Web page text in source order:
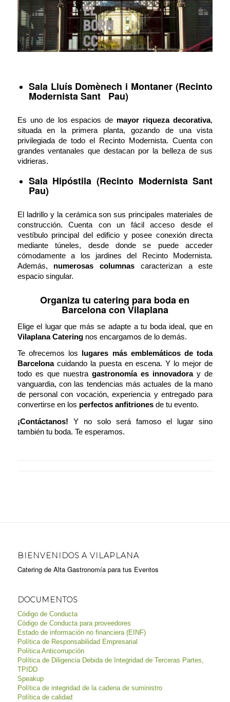
Sala Lluís Domènech i Montaner (Recinto
Modernista Sant Pau)
Es uno de los espacios de mayor riqueza decorativa,
situada en la primera planta, gozando de una vista
privilegiada de todo el Recinto Modernista. Cuenta con
grandes ventanales que destacan por la belleza de sus
vidrieras.
Sala Hipóstila (Recinto Modernista Sant
Pau)
El ladrillo y la cerámica son sus principales materiales de
construcción. Cuenta con un fácil acceso desde el
vestíbulo principal del edificio y posee conexión directa
mediante túneles, desde donde se puede acceder
cómodamente a los jardines del Recinto Modernista.
Además, numerosas columnas caracterizan a este
espacio singular.
Organiza tu catering para boda en
Barcelona con Vilaplana
Elige el lugar que más se adapte a tu boda ideal, que en
Vilaplana Cateringnos encargamos de lo demás.
Te ofrecemos los
lugares más emblemáticos de toda
Barcelonacuidando la puesta en escena. Y lo mejor de
todo es que nuestra gastronomía es innovadoray de
vanguardia, con las tendencias más actuales de la mano
de personal con vocación, experiencia y entregado para
convertirse en los perfectos anfitrionesde tu evento.
¡Contáctanos! Y no solo será famoso el lugar sino
también tu boda. Te esperamos.
BIENVENIDOS A VILAPLANA
Catering de Alta Gastronomía para tus Eventos
DOCUMENTOS
Código de Conducta
Código de Conducta para proveedores
Estado de información no financiera (EINF)
Política de Responsabilidad Empresarial
Política Anticorrupción
Política de Diligencia Debida de Integridad de Terceras Partes,
TPIDD
Speakup
Política de integridad de la cadena de suministro
Política de calidad